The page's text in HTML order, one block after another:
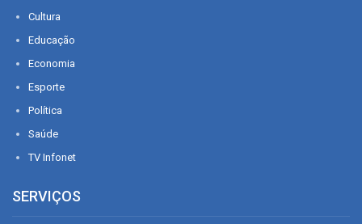
Cultura
Educação
Economia
Esporte
Política
Saúde
TV Infonet
SERVIÇOS